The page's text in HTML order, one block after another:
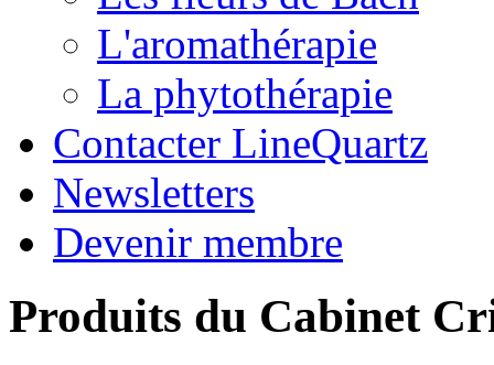
L'aromathérapie
La phytothérapie
Contacter LineQuartz
Newsletters
Devenir membre
Produits du Cabinet